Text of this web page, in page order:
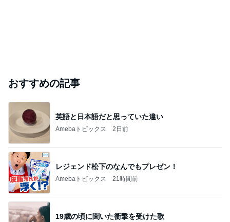
おすすめの記事
英語と日本語だと思っていた違い
Amebaトピックス 2日前
レジェンド松下のなんでもプレゼン！
Amebaトピックス 21時間前
19歳の頃に聞いた衝撃を受けた歌